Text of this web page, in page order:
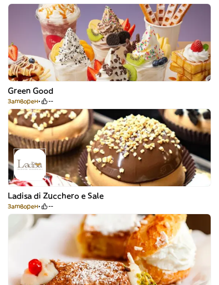
Green Good
Затворен --
Ladisa di Zucchero e Sale
Затворен --